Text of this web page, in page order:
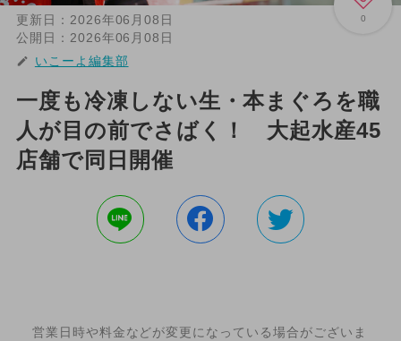
0
更新日： 2026年06月08日
公開日： 2026年06月08日
いこーよ編集部
一度も冷凍しない生・本まぐろを職
人が目の前でさばく！ 大起水産45
店舗で同日開催
営業日時や料金などが変更になっている場合がございま